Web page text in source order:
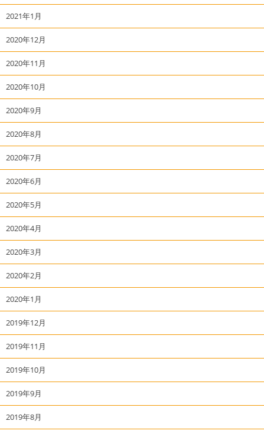
2021年1月
2020年12月
2020年11月
2020年10月
2020年9月
2020年8月
2020年7月
2020年6月
2020年5月
2020年4月
2020年3月
2020年2月
2020年1月
2019年12月
2019年11月
2019年10月
2019年9月
2019年8月